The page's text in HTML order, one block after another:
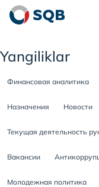
Yangiliklar
Финансовая аналитика
Назначения Новости
Текущая деятельность
Вакансии
Молодежная политика